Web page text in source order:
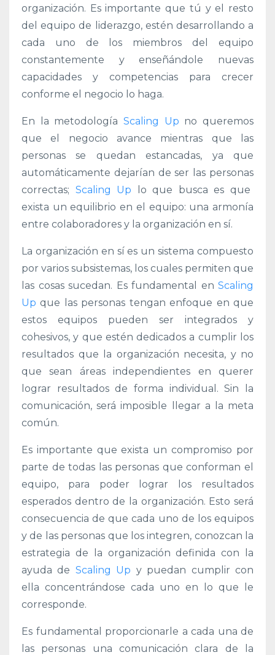
organización. Es importante que tú y el resto
del equipo de liderazgo, estén desarrollando a
cada uno de los miembros del equipo
constantemente y enseñándole nuevas
capacidades y competencias para crecer
conforme el negocio lo haga.
En la metodología Scaling Up no queremos
que el negocio avance mientras que las
personas se quedan estancadas, ya que
automáticamente dejarían de ser las personas
correctas; Scaling Up lo que busca es que
exista un equilibrio en el equipo: una armonía
entre colaboradores y la organización en sí.
La organización en sí es un sistema compuesto
por varios subsistemas, los cuales permiten que
las cosas sucedan. Es fundamental en Scaling
Upque las personas tengan enfoque en que
estos equipos pueden ser integrados y
cohesivos, y que estén dedicados a cumplir los
resultados que la organización necesita, y no
que sean áreas independientes en querer
lograr resultados de forma individual. Sin la
comunicación, será imposible llegar a la meta
común.
Es importante que exista un compromiso por
parte de todas las personas que conforman el
equipo, para poder lograr los resultados
esperados dentro de la organización. Esto será
consecuencia de que cada uno de los equipos
y de las personas que los integren, conozcan la
estrategia de la organización definida con la
ayuda de Scaling Up y puedan cumplir con
ella concentrándose cada uno en lo que le
corresponde.
Es fundamental proporcionarle a cada una de
las personas una comunicación clara de la